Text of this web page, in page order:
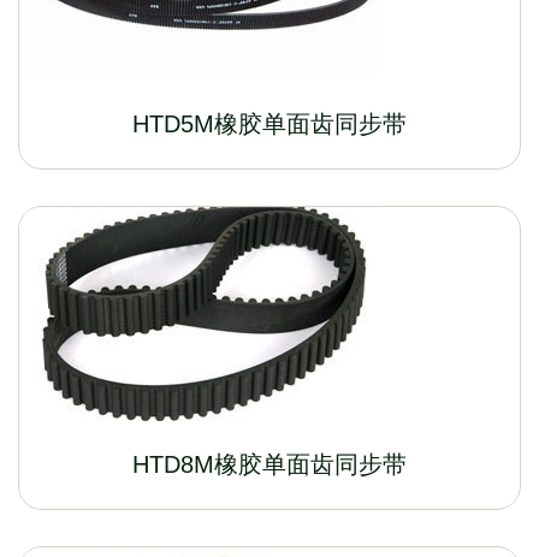
HTD5M橡胶单面齿同步带
HTD8M橡胶单面齿同步带